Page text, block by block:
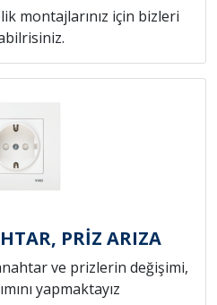
montajlarınız için bizleri
PRİZ ARIZA
ve prizlerin değişimi,
yapmaktayız